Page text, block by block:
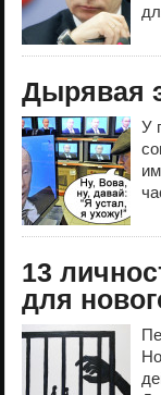
Дырявая
У
13
для